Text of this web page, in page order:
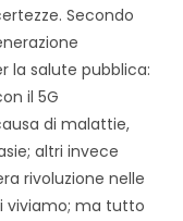
Secondo
la salute pubblica:
il 5G
di malattie,
altri invece
rivoluzione nelle
viviamo; ma tutto